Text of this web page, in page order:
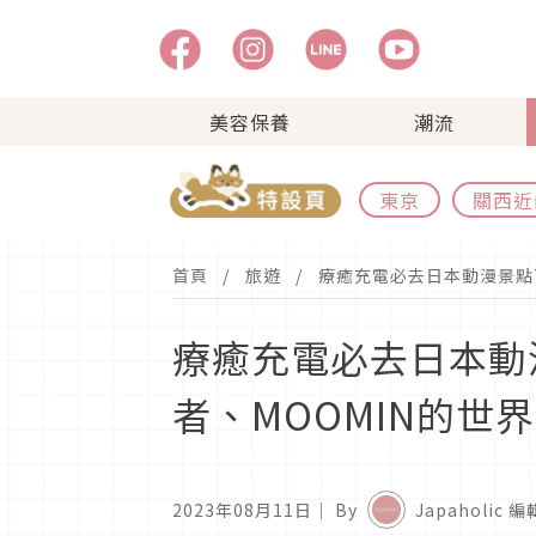
美容保養 潮流
東京 關西
首頁 旅遊 療癒充電必去日本動漫景
療癒充電必去日本
者、MOOMIN的世界
2023年08月11日 ｜ By Japaholic 編